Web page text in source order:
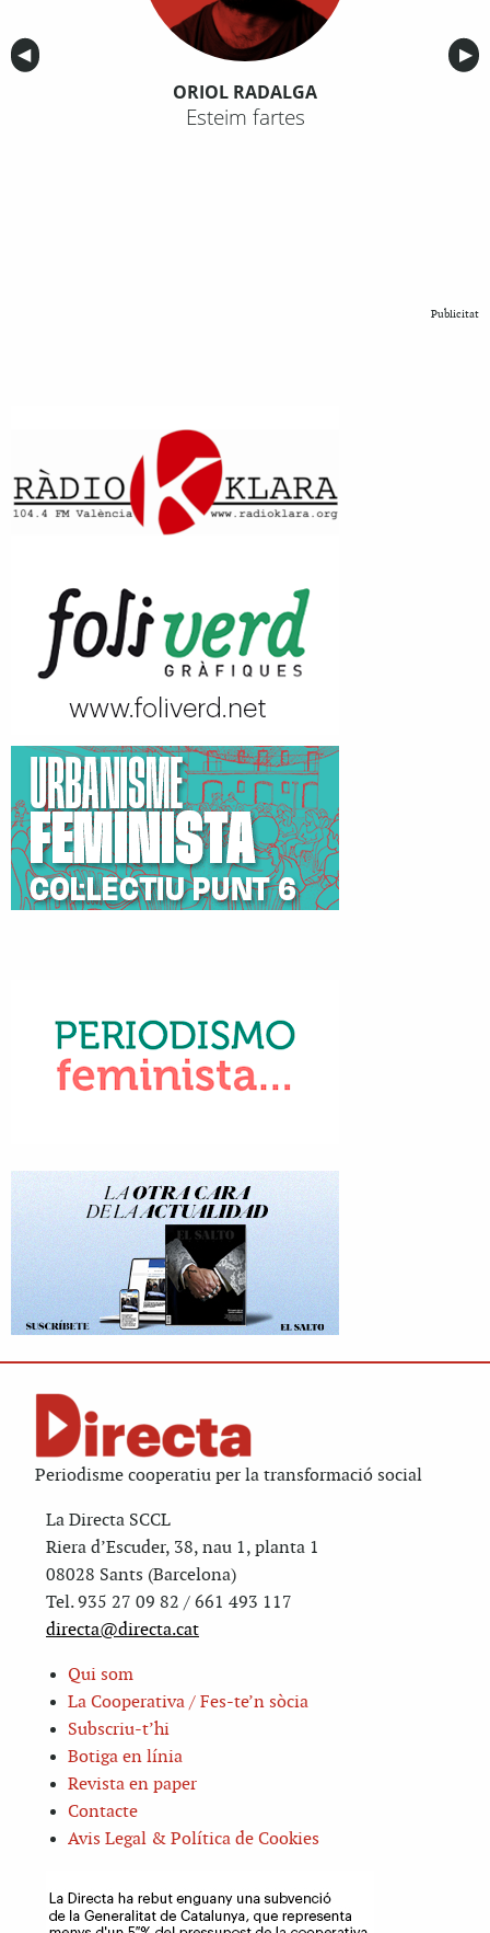
Anterior
◀︎ ▶︎
ORIOL RADALGA
Esteim fartes
Publicitat
Periodisme cooperatiu per la transformació social
La Directa SCCL
Riera d’Escuder, 38, nau 1, planta 1
08028 Sants (Barcelona)
Tel. 935 27 09 82 / 661 493 117
directa@directa.cat
Qui som
La Cooperativa / Fes-te’n sòcia
Subscriu-t’hi
Botiga en línia
Revista en paper
Contacte
Avis Legal & Política de Cookies